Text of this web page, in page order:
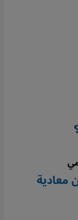
معادية